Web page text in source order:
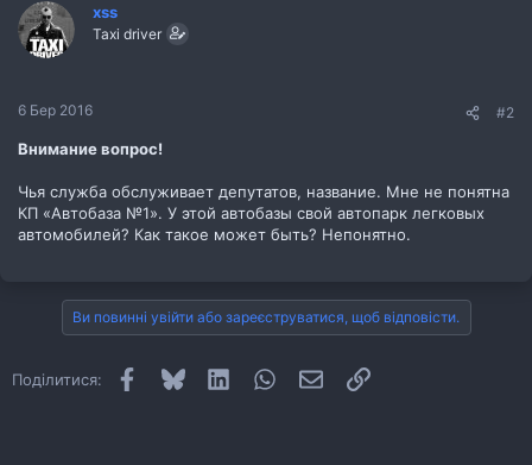
xss
Taxi driver
6 Бер 2016 #2
Внимание вопрос!
Чья служба обслуживает депутатов, название. Мне не понятна
КП «Автобаза №1». У этой автобазы свой автопарк легковых
автомобилей? Как такое может быть? Непонятно.
Ви повинні увійти або зареєструватися, щоб відповісти.
Поділитися: FacebookBluesky LinkedInWhatsApp
E-mailПосилання